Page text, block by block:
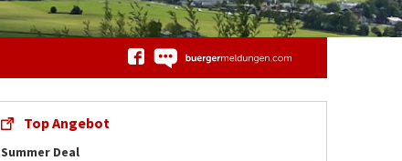
Top Angebot
Summer Deal